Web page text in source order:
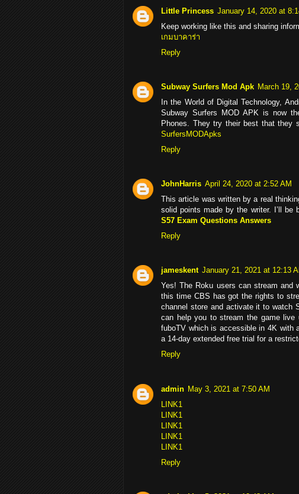
Little Princess January 14, 2020 at
Keep working like this and sharing
เกมบาคาร่า
Reply
Subway Surfers Mod Apk March 19,
In the World of Digital Technology,
Subway Surfers MOD APK is now
Phones. They try their best that they
SurfersMODApks
Reply
JohnHarris April 24, 2020 at 2:52 AM
This article was written by a real
solid points made by the writer. I’ll be
S57 Exam Questions Answers
Reply
jameskent January 21, 2021 at 12:13
Yes! The Roku users can stream and
this time CBS has got the rights to
channel store and activate it to watch
can help you to stream the game
fuboTV which is accessible in 4K with
a 14-day extended free trial for a
Reply
admin May 3, 2021 at 7:50 AM
LINK1
LINK1
LINK1
LINK1
LINK1
Reply